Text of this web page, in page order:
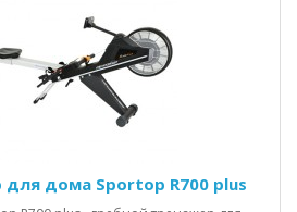
дома Sportop R700 plus